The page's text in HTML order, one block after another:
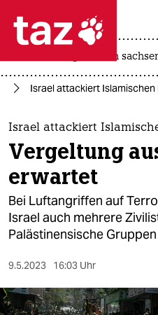
 taz
taz zahl ich
themen
politik
öko
gesellschaft
sport
landtagswahl in
Israel attackiert
Israel attackiert
Vergeltung
erwartet
Bei Luftangriffen auf
Israel auch mehrere
Palästinensische
9.5.2023 16:03 Uhr